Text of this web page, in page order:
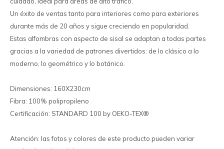
Un éxito de ventas tanto para interiores como para exteriores
durante más de 20 años y sigue creciendo en popularidad.
Estas alfombras con aspecto de sisal se adaptan a todas partes
gracias a la variedad de patrones divertidos: de lo clásico a lo
moderno, lo geométrico y lo botánico.
Dimensiones: 160X230cm
Fibra: 100% polipropileno
Certificación: STANDARD 100 by OEKO-TEX®
Atención: las fotos y colores de este producto pueden variar